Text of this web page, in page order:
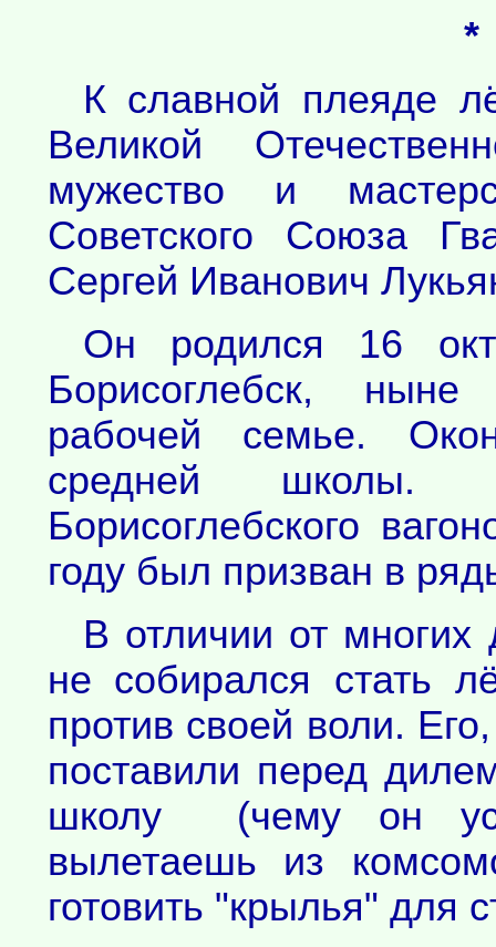
К славной плеяде
Великой
мужество и
Советского Союза
Сергей Иванович
Он родился 16
Борисоглебск,
рабочей семье.
средней школы.
Борисоглебского
году был призван в
В отличии от многих
не собирался стать
против своей воли.
поставили перед
школу (чему он
вылетаешь из
готовить "крылья" для